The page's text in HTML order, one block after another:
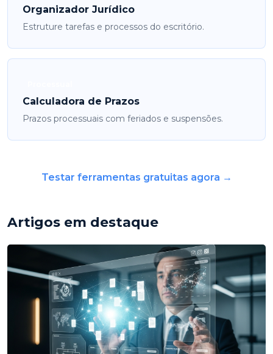
Organizador Jurídico
Estruture tarefas e processos do escritório.
Calculadora de Prazos
Prazos processuais com feriados e suspensões.
Testar ferramentas gratuitas agora →
Artigos em destaque